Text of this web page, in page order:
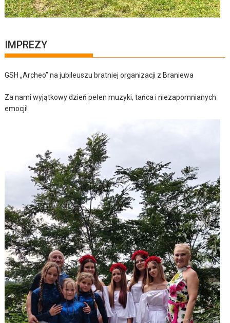
IMPREZY
GSH „Archeo” na jubileuszu bratniej organizacji z Braniewa
Za nami wyjątkowy dzień pełen muzyki, tańca i niezapomnianych
emocji!